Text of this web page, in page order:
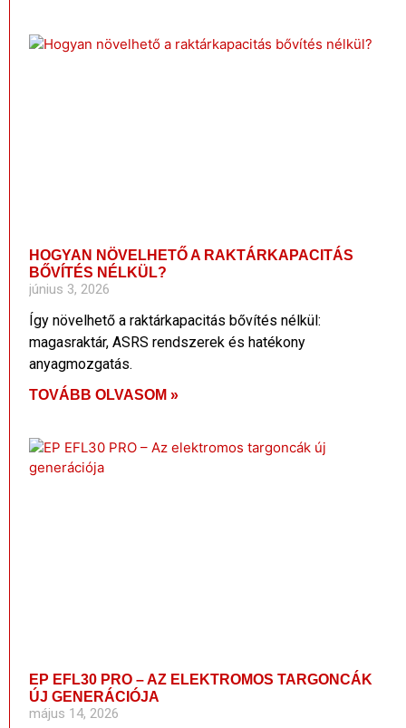
HOGYAN NÖVELHETŐ A RAKTÁRKAPACITÁS
BŐVÍTÉS NÉLKÜL?
június 3, 2026
Így növelhető a raktárkapacitás bővítés nélkül:
magasraktár, ASRS rendszerek és hatékony
anyagmozgatás.
TOVÁBB OLVASOM »
EP EFL30 PRO – AZ ELEKTROMOS TARGONCÁK
ÚJ GENERÁCIÓJA
május 14, 2026